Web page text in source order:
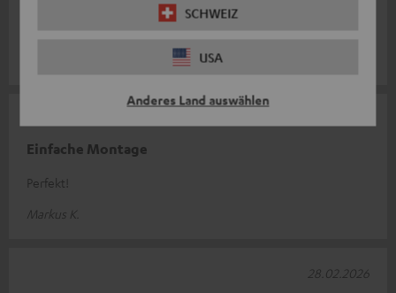
SCHWEIZ
USA
Anderes Land auswählen
Einfache Montage
Perfekt!
Markus K.
28.02.2026